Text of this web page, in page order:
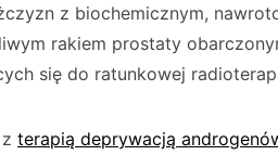
z biochemicznym,
rakiem prostaty
się do ratunkowej
terapią deprywacją